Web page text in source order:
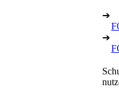
➔
➔